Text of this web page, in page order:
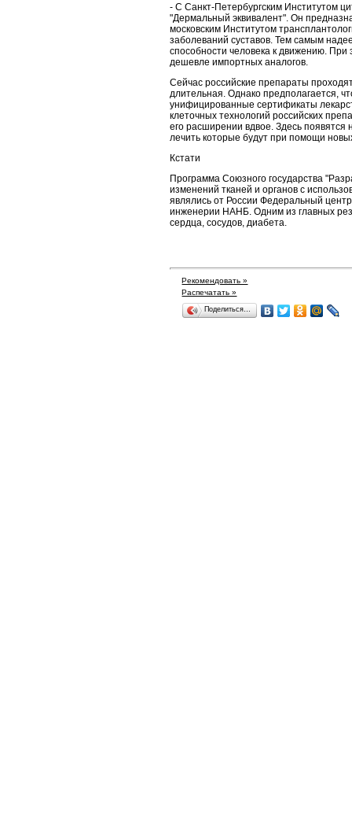
- С Санкт-Петербургским Институтом
"Дермальный эквивалент". Он
московским Институтом
заболеваний суставов. Тем самым
способности человека к движению.
дешевле импортных аналогов.
Сейчас российские препараты
длительная. Однако предполагается,
унифицированные сертификаты
клеточных технологий российских
его расширении вдвое. Здесь появятся
лечить которые будут при помощи
Кстати
Программа Союзного государства
изменений тканей и органов с
являлись от России Федеральный
инженерии НАНБ. Одним из главных
сердца, сосудов, диабета.
Рекомендовать »
Распечатать »
Поделиться…